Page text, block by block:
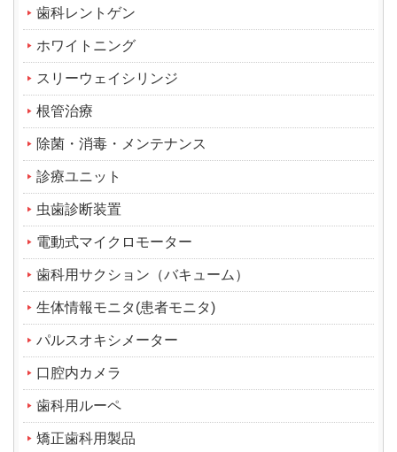
歯科レントゲン
ホワイトニング
スリーウェイシリンジ
根管治療
除菌・消毒・メンテナンス
診療ユニット
虫歯診断装置
電動式マイクロモーター
歯科用サクション（バキューム）
生体情報モニタ(患者モニタ)
パルスオキシメーター
口腔内カメラ
歯科用ルーペ
矯正歯科用製品